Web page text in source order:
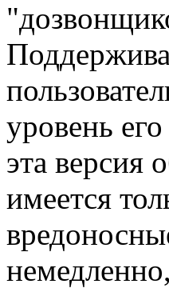
уровень
эта версия
имеется